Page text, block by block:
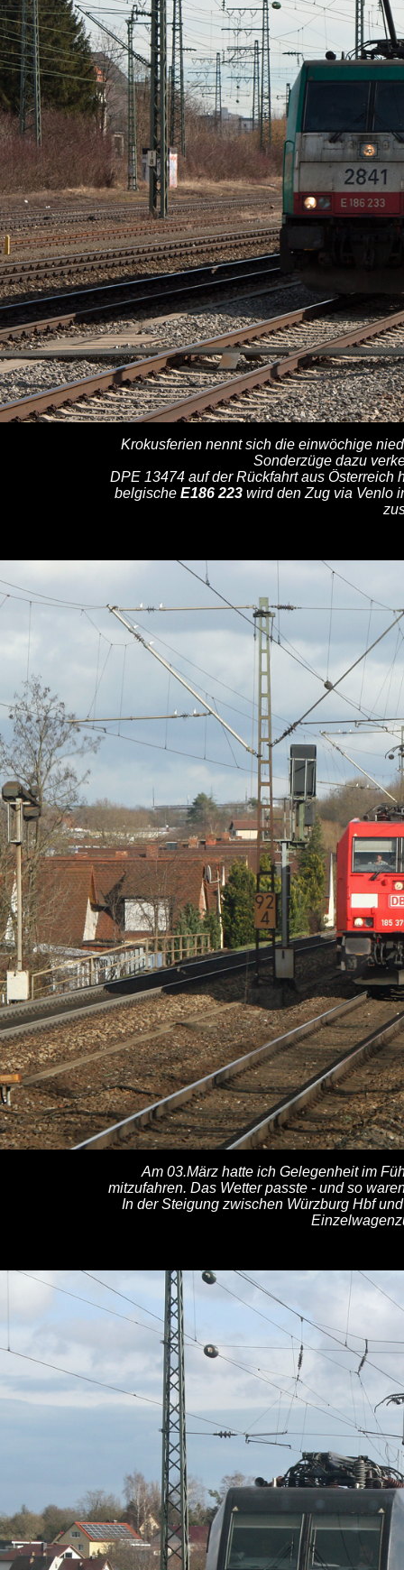
Krokusferien nennt sich die einwöchige
Sonderzüge dazu
DPE 13474 auf der Rückfahrt aus Österreich
belgische E186 223 wird den Zug via Venlo
Am 03.März hatte ich Gelegenheit im
mitzufahren. Das Wetter passte - und so
In der Steigung zwischen Würzburg Hbf